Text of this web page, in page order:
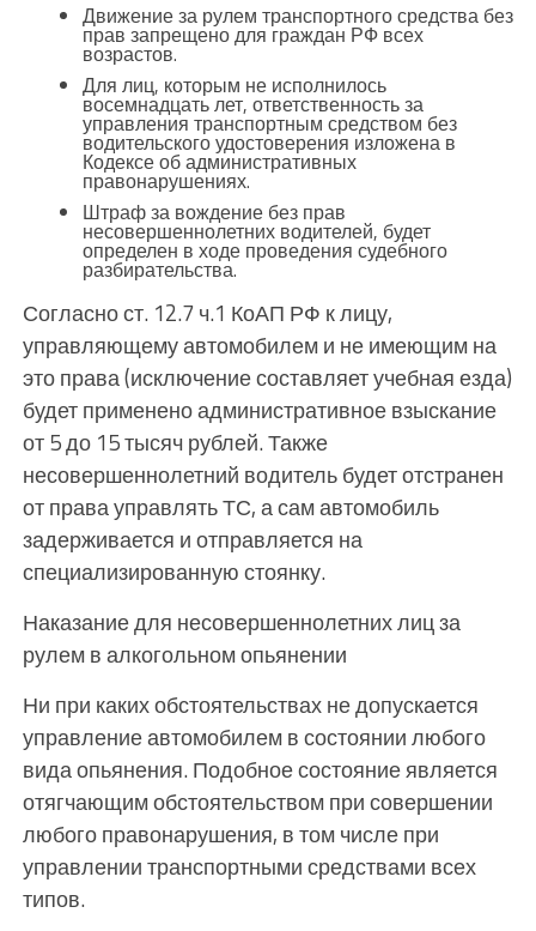
Движение за рулем транспортного средства без
прав запрещено для граждан РФ всех
возрастов.
Для лиц, которым не исполнилось
восемнадцать лет, ответственность за
управления транспортным средством без
водительского удостоверения изложена в
Кодексе об административных
правонарушениях.
Штраф за вождение без прав
несовершеннолетних водителей, будет
определен в ходе проведения судебного
разбирательства.
Согласно ст. 12.7 ч.1 КоАП РФ к лицу,
управляющему автомобилем и не имеющим на
это права (исключение составляет учебная езда)
будет применено административное взыскание
от 5 до 15 тысяч рублей. Также
несовершеннолетний водитель будет отстранен
от права управлять ТС, а сам автомобиль
задерживается и отправляется на
специализированную стоянку.
Наказание для несовершеннолетних лиц за
рулем в алкогольном опьянении
Ни при каких обстоятельствах не допускается
управление автомобилем в состоянии любого
вида опьянения. Подобное состояние является
отягчающим обстоятельством при совершении
любого правонарушения, в том числе при
управлении транспортными средствами всех
типов.